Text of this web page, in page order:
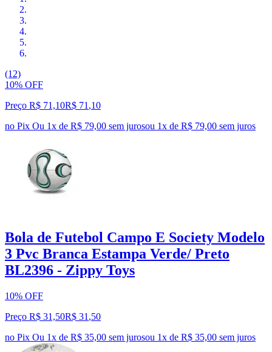
(12)
10% OFF
Preço R$ 71,10R$ 71 ,10
no Pix Ou 1x de R$ 79,00 sem jurosou 1x de R$ 79,00 sem juros
Bola de Futebol Campo E Society Modelo
3 Pvc Branca Estampa Verde/ Preto
BL2396 - Zippy Toys
10% OFF
Preço R$ 31,50R$ 31 ,50
no Pix Ou 1x de R$ 35,00 sem jurosou 1x de R$ 35,00 sem juros